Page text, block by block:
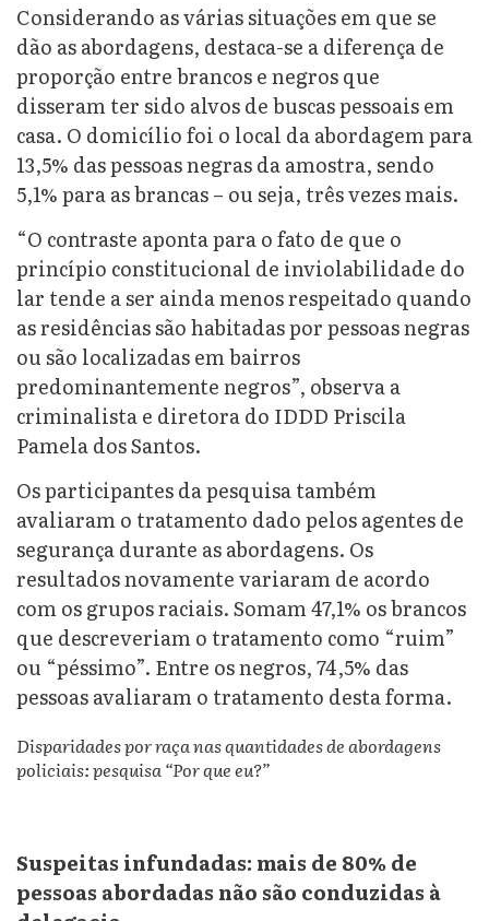
Considerando as várias situações em que se
dão as abordagens, destaca-se a diferença de
proporção entre brancos e negros que
disseram ter sido alvos de buscas pessoais em
casa. O domicílio foi o local da abordagem para
13,5% das pessoas negras da amostra, sendo
5,1% para as brancas – ou seja, três vezes mais.
“O contraste aponta para o fato de que o
princípio constitucional de inviolabilidade do
lar tende a ser ainda menos respeitado quando
as residências são habitadas por pessoas negras
ou são localizadas em bairros
predominantemente negros”, observa a
criminalista e diretora do IDDD Priscila
Pamela dos Santos.
Os participantes da pesquisa também
avaliaram o tratamento dado pelos agentes de
segurança durante as abordagens. Os
resultados novamente variaram de acordo
com os grupos raciais. Somam 47,1% os brancos
que descreveriam o tratamento como “ruim”
ou “péssimo”. Entre os negros, 74,5% das
pessoas avaliaram o tratamento desta forma.
Disparidades por raça nas quantidades de abordagens
policiais: pesquisa “Por que eu?”
Suspeitas infundadas: mais de 80% de
pessoas abordadas não são conduzidas à